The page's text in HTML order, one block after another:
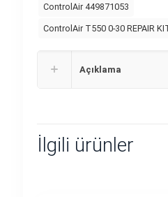
ControlAir 449871053
ControlAir T550 0-30 REPAIR
Açıklama
İlgili ürünler